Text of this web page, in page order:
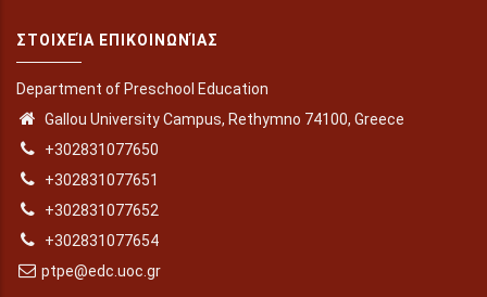
ΣΤΟΙΧΕΊΑ ΕΠΙΚΟΙΝΩΝΊΑΣ
Department of Preschool Education
Gallou University Campus, Rethymno 74100, Greece
+302831077650
+302831077651
+302831077652
+302831077654
ptpe@edc.uoc.gr